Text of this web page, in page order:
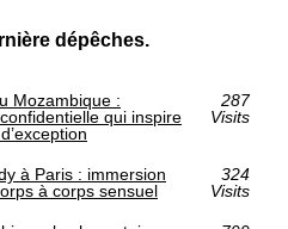
dépêches.
Mozambique :
qui inspire
287
Visits
à Paris : immersion
à corps sensuel
324
Visits